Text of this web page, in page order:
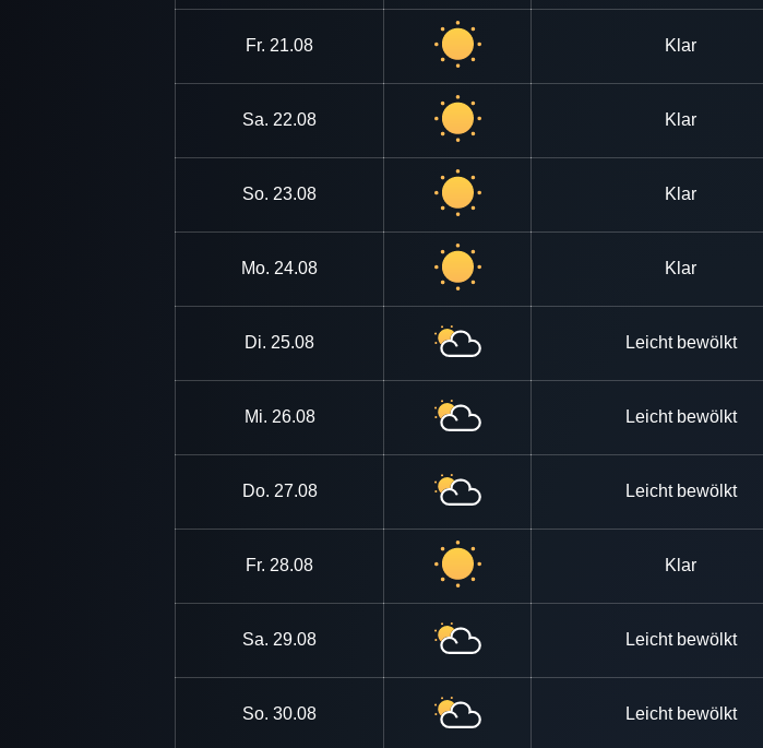
Fr. 21.08 Klar
Sa. 22.08 Klar
So. 23.08 Klar
Mo. 24.08 Klar
Di. 25.08 Leicht bewölkt
Mi. 26.08 Leicht bewölkt
Do. 27.08 Leicht bewölkt
Fr. 28.08 Klar
Sa. 29.08 Leicht bewölkt
So. 30.08 Leicht bewölkt